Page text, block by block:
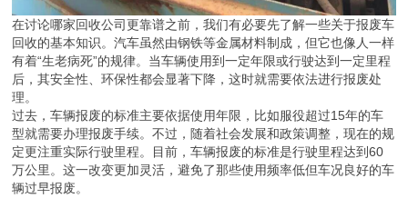
在讨论哪家回收公司更靠谱之前，我们有必要先了解一些关于报废车
回收的基本知识。汽车虽然由钢铁等金属材料制成，但它也像人一样
有着“生老病死”的规律。当车辆使用到一定年限或行驶达到一定里程
后，其安全性、环保性都会显著下降，这时就需要依法进行报废处
理。
过去，车辆报废的标准主要依据使用年限，比如服役超过15年的车
型就需要办理报废手续。不过，随着社会发展和政策调整，现在的规
定更注重实际行驶里程。目前，车辆报废的标准是行驶里程达到60
万公里。这一改变更加灵活，避免了那些使用频率低但车况良好的车
辆过早报废。